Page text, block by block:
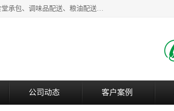
东莞市康隆膳食管理有限公司主要从事：蔬菜配送、食堂承包、企业工厂食堂承包、机关单位食堂承包、调味品配送、粮油配送、干货配送、副食配送、水果配送、海鲜配送等业务，东莞蔬菜配送电话，咨询在线客服。
公司动态 客户案例